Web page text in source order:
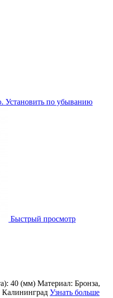
Быстрый просмотр
40 (мм) Материал: Бронза,
Калининград Узнать больше